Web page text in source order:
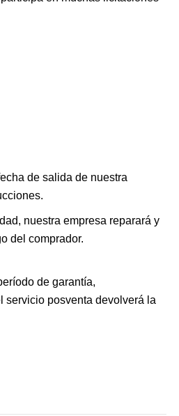
de salida de nuestra
nuestra empresa reparará y
del comprador.
de garantía,
servicio posventa devolverá la